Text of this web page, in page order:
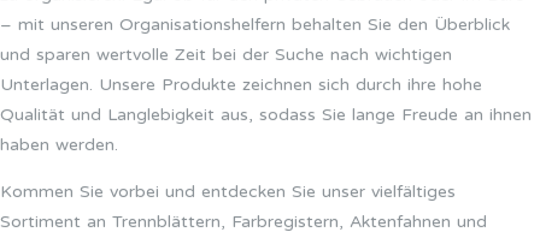
– mit unseren Organisationshelfern behalten Sie den Überblick
und sparen wertvolle Zeit bei der Suche nach wichtigen
Unterlagen. Unsere Produkte zeichnen sich durch ihre hohe
Qualität und Langlebigkeit aus, sodass Sie lange Freude an ihnen
haben werden.
Kommen Sie vorbei und entdecken Sie unser vielfältiges
Sortiment an Trennblättern, Farbregistern, Aktenfahnen und